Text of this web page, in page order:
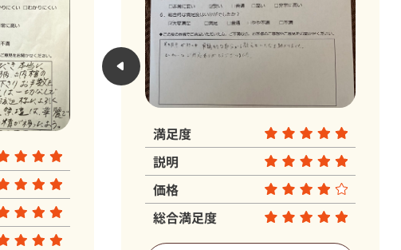
度
満足度
説明
価格
総合満足度